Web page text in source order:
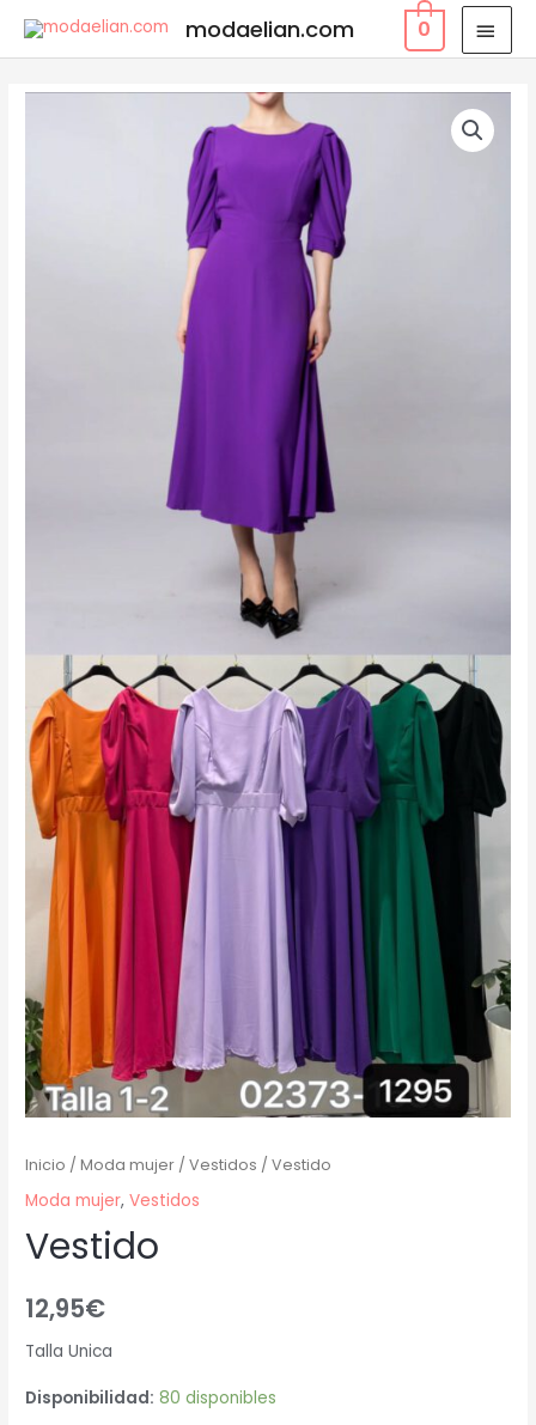
modaelian.com 0
Inicio /Moda mujer /Vestidos / Vestido
Moda mujer,Vestidos
Vestido
12,95€
Talla Unica
Disponibilidad: 80 disponibles